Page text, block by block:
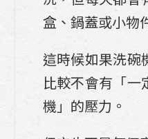
盒、鍋蓋或小物
這時候如果洗碗
比較不會有「一
機」的壓力。